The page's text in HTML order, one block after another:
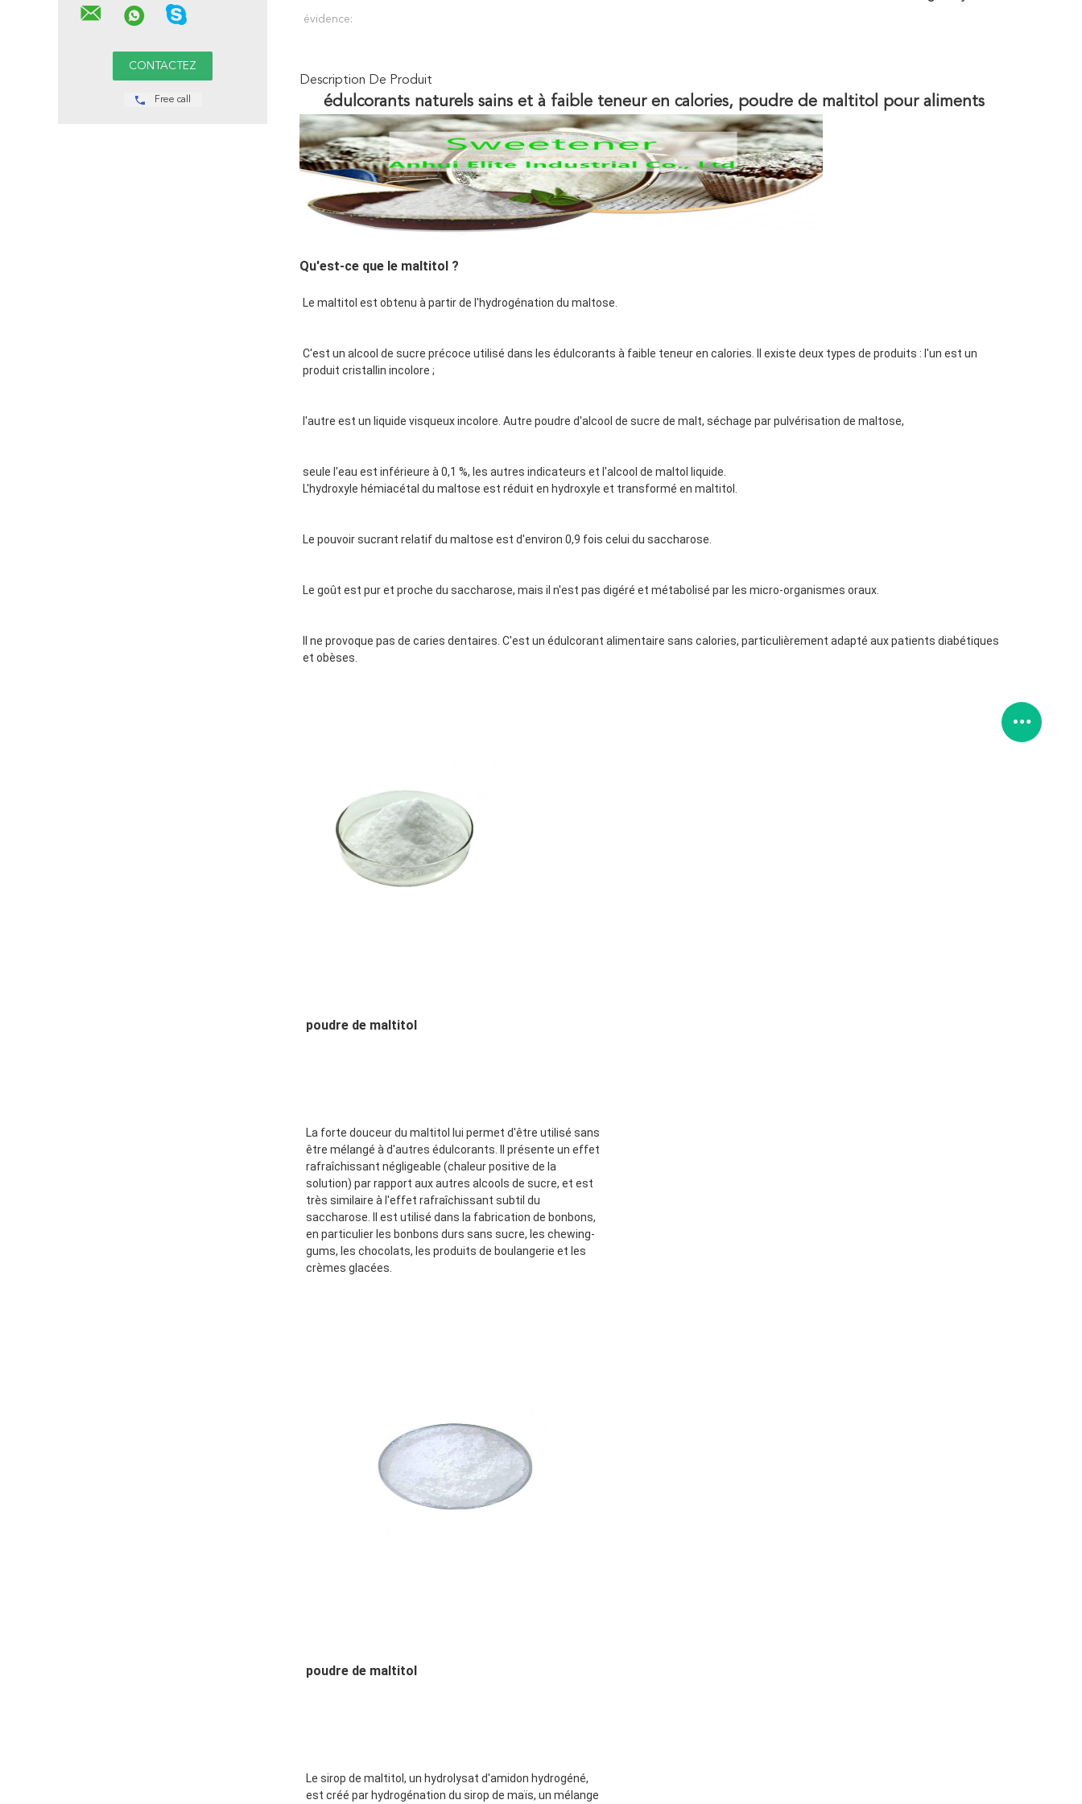
Free call
évidence:
Description De Produit
édulcorants naturels sains et à faible teneur en calories, poudre de maltitol pour aliments
Qu'est-ce que le maltitol ?
Le maltitol est obtenu à partir de l'hydrogénation du maltose.
C'est un alcool de sucre précoce utilisé dans les édulcorants à faible teneur en calories. Il existe deux types de produits : l'un est un
produit cristallin incolore ;
l'autre est un liquide visqueux incolore. Autre poudre d'alcool de sucre de malt, séchage par pulvérisation de maltose,
seule l'eau est inférieure à 0,1 %, les autres indicateurs et l'alcool de maltol liquide.
L'hydroxyle hémiacétal du maltose est réduit en hydroxyle et transformé en maltitol.
Le pouvoir sucrant relatif du maltose est d'environ 0,9 fois celui du saccharose.
Le goût est pur et proche du saccharose, mais il n'est pas digéré et métabolisé par les micro-organismes oraux.
Il ne provoque pas de caries dentaires. C'est un édulcorant alimentaire sans calories, particulièrement adapté aux patients diabétiques
et obèses.
poudre de maltitol
La forte douceur du maltitol lui permet d'être utilisé sans
être mélangé à d'autres édulcorants. Il présente un effet
rafraîchissant négligeable (chaleur positive de la
solution) par rapport aux autres alcools de sucre, et est
très similaire à l'effet rafraîchissant subtil du
saccharose. Il est utilisé dans la fabrication de bonbons,
en particulier les bonbons durs sans sucre, les chewing-
gums, les chocolats, les produits de boulangerie et les
crèmes glacées.
poudre de maltitol
Le sirop de maltitol, un hydrolysat d'amidon hydrogéné,
est créé par hydrogénation du sirop de maïs, un mélange